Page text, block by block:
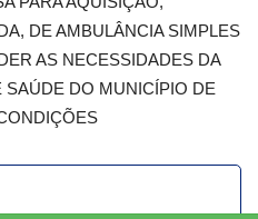
DE AMBULÂNCIA SIMPLES
AS NECESSIDADES DA
SAÚDE DO MUNICÍPIO DE